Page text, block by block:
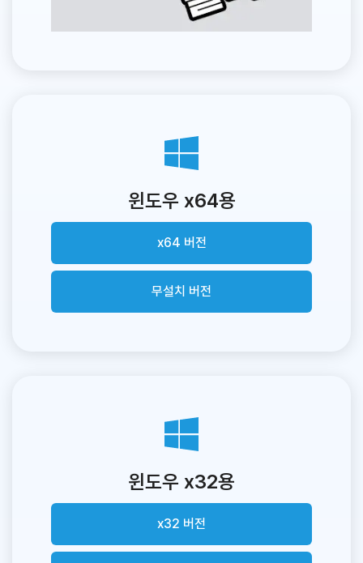
윈도우 x64용
x64 버전
무설치 버전
윈도우 x32용
x32 버전